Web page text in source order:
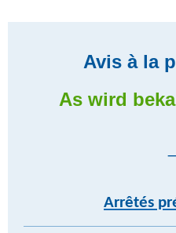
Avis à la
As wird
Arrêtés